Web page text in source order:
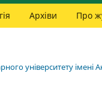
Архіви Про
університету імені